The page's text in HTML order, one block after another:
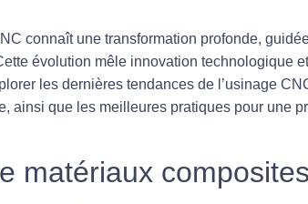
connaît une transformation profonde,
évolution mêle innovation technologique
les dernières tendances de l’usinage
ainsi que les meilleures pratiques pour une
matériaux composites